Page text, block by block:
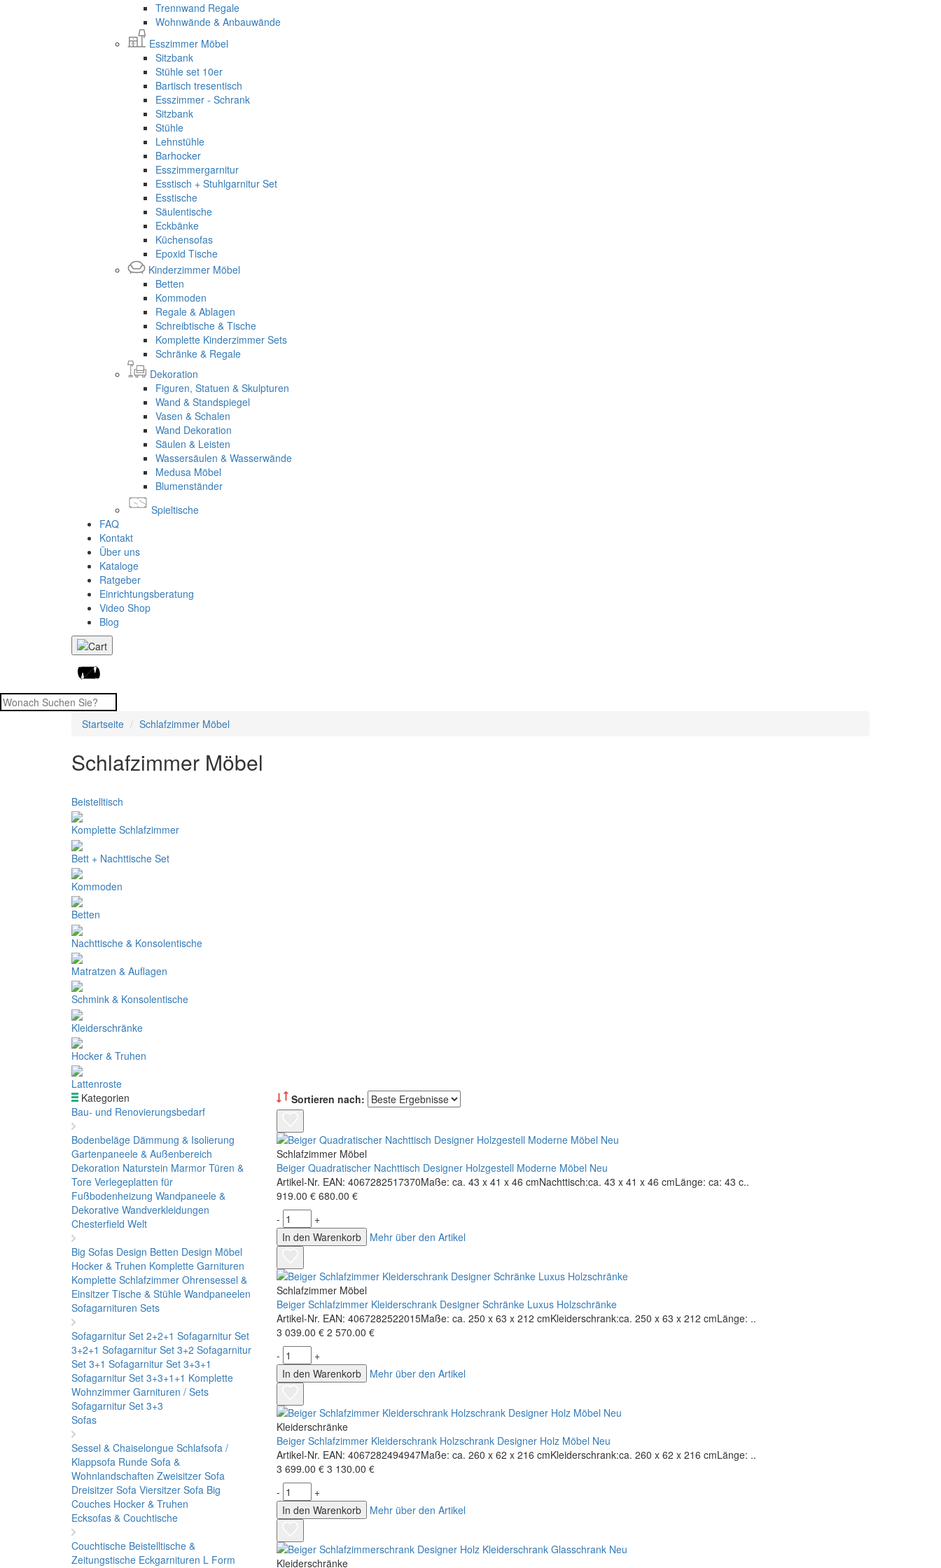
Trennwand Regale
Wohnwände & Anbauwände
Esszimmer Möbel
Sitzbank
Stühle set 10er
Bartisch tresentisch
Esszimmer - Schrank
Sitzbank
Stühle
Lehnstühle
Barhocker
Esszimmergarnitur
Esstisch + Stuhlgarnitur Set
Esstische
Säulentische
Eckbänke
Küchensofas
Epoxid Tische
Kinderzimmer Möbel
Betten
Kommoden
Regale & Ablagen
Schreibtische & Tische
Komplette Kinderzimmer Sets
Schränke & Regale
Dekoration
Figuren, Statuen & Skulpturen
Wand & Standspiegel
Vasen & Schalen
Wand Dekoration
Säulen & Leisten
Wassersäulen & Wasserwände
Medusa Möbel
Blumenständer
Spieltische
FAQ
Kontakt
Über uns
Kataloge
Ratgeber
Einrichtungsberatung
Video Shop
Blog
Startseite Schlafzimmer Möbel
Schlafzimmer Möbel
Beistelltisch
Komplette Schlafzimmer
Bett + Nachttische Set
Kommoden
Betten
Nachttische & Konsolentische
Matratzen & Auflagen
Schmink & Konsolentische
Kleiderschränke
Hocker & Truhen
Lattenroste
Kategorien
Bau- und Renovierungsbedarf
Bodenbeläge Dämmung & Isolierung
Gartenpaneele & Außenbereich
Dekoration Naturstein Marmor Türen &
Tore Verlegeplatten für
Fußbodenheizung Wandpaneele &
Dekorative Wandverkleidungen
Chesterfield Welt
Big Sofas Design Betten Design Möbel
Hocker & Truhen Komplette Garnituren
Komplette Schlafzimmer Ohrensessel &
Einsitzer Tische & Stühle Wandpaneelen
Sofagarnituren Sets
Sofagarnitur Set 2+2+1 Sofagarnitur Set
3+2+1 Sofagarnitur Set 3+2 Sofagarnitur
Set 3+1 Sofagarnitur Set 3+3+1
Sofagarnitur Set 3+3+1+1 Komplette
Wohnzimmer Garnituren / Sets
Sofagarnitur Set 3+3
Sofas
Sessel & Chaiselongue Schlafsofa /
Klappsofa Runde Sofa &
Wohnlandschaften Zweisitzer Sofa
Dreisitzer Sofa Viersitzer Sofa Big
Couches Hocker & Truhen
Ecksofas & Couchtische
Couchtische Beistelltische &
Zeitungstische Eckgarnituren L Form
Sortieren nach:
Schlafzimmer Möbel
Beiger Quadratischer Nachttisch Designer Holzgestell Moderne Möbel Neu
Artikel-Nr. EAN: 4067282517370Maße: ca. 43 x 41 x 46 cmNachttisch:ca. 43 x 41 x 46 cmLänge: ca: 43 c..
919.00 € 680.00 €
-
+
In den Warenkorb
Mehr über den Artikel
Schlafzimmer Möbel
Beiger Schlafzimmer Kleiderschrank Designer Schränke Luxus Holzschränke
Artikel-Nr. EAN: 4067282522015Maße: ca. 250 x 63 x 212 cmKleiderschrank:ca. 250 x 63 x 212 cmLänge: ..
3 039.00 € 2 570.00 €
-
+
In den Warenkorb
Mehr über den Artikel
Kleiderschränke
Beiger Schlafzimmer Kleiderschrank Holzschrank Designer Holz Möbel Neu
Artikel-Nr. EAN: 4067282494947Maße: ca. 260 x 62 x 216 cmKleiderschrank:ca. 260 x 62 x 216 cmLänge: ..
3 699.00 € 3 130.00 €
-
+
In den Warenkorb
Mehr über den Artikel
Kleiderschränke